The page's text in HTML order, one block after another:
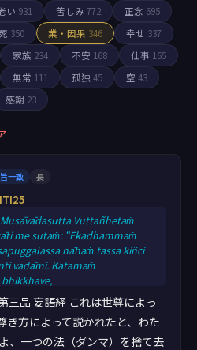
い 931 苦しみ 772 正念 695
350 業・因果 346 幸せ 337
家族 234 不安 168 仕事 165
無常 111 孤独 45 空 43
感謝 23
一致 長
Vuttañhetaṁ
me sutaṁ: “Ekadhammaṁ
nāhaṁ tassa kiñci
vadāmi. Katamaṁ
bhikkhave,
bhagavā avoca.
atītassa, musāvādissa
natthi pāpaṁ akāriyan”ti.
iti me sutanti. Pañcamaṁ.
三品 妄語経 これは世尊によっ
き方によって説かれたと、わた
、一つの法（ダンマ）を捨て去